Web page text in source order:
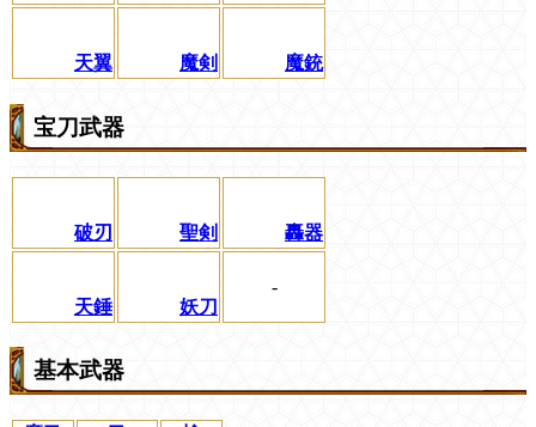
天翼 魔剣 魔銃
宝刀武器
破刃 聖剣 轟器
天錘 妖刀
-
基本武器